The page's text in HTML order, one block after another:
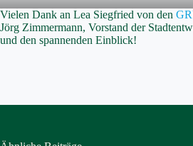
Vielen Dank an Lea Siegfried von den
Jörg Zimmermann, Vorstand der
und den spannenden Einblick!